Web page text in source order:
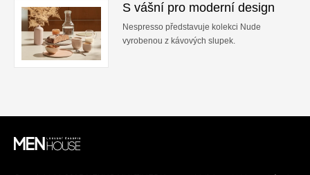
S vášní pro moderní design
Nespresso představuje kolekci Nude
vyrobenou z kávových slupek.